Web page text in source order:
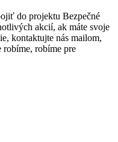
do projektu Bezpečné
akcií, ak máte svoje
kontaktujte nás mailom,
robíme pre